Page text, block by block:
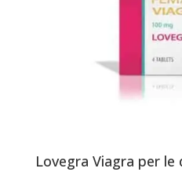
Lovegra Viagra per le